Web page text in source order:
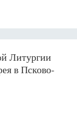
Литургии
в Псково-